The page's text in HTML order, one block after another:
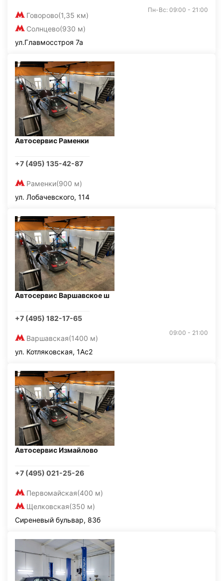
Говорово(1,35 км)
Солнцево(930 м)
Пн-Вс: 09:00 - 21:00
ул.Главмосстроя 7а
Автосервис Раменки
+7 (495) 135-42-87
Раменки(900 м)
ул. Лобачевского, 114
Автосервис Варшавское ш
+7 (495) 182-17-65
Варшавская(1400 м)
09:00 - 21:00
ул. Котляковская, 1Ас2
Автосервис Измайлово
+7 (495) 021-25-26
Первомайская(400 м)
Щелковская(350 м)
Сиреневый бульвар, 83б